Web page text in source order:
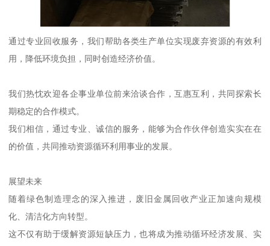
通过专业回收服务，我们帮助各类生产单位实现废弃资源的有效利
用，降低环境负担，同时创造经济价值。
我们热忱欢迎各企事业单位前来洽谈合作，互惠互利，共同探索长
期稳定的合作模式。
我们相信，通过专业、诚信的服务，能够为合作伙伴创造实实在在
的价值，共同推动资源循环利用事业的发展。
展望未来
随着绿色制造理念的深入推进，废旧金属回收产业正加速向规模
化、清洁化方向转型。
这不仅有助于缓解资源短缺压力，也将成为推动循环经济发展、实